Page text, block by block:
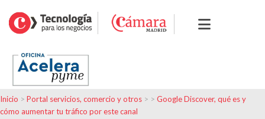
Inicio > Portal servicios, comercio y otros > > Google Discover, qué es y
cómo aumentar tu tráfico por este canal